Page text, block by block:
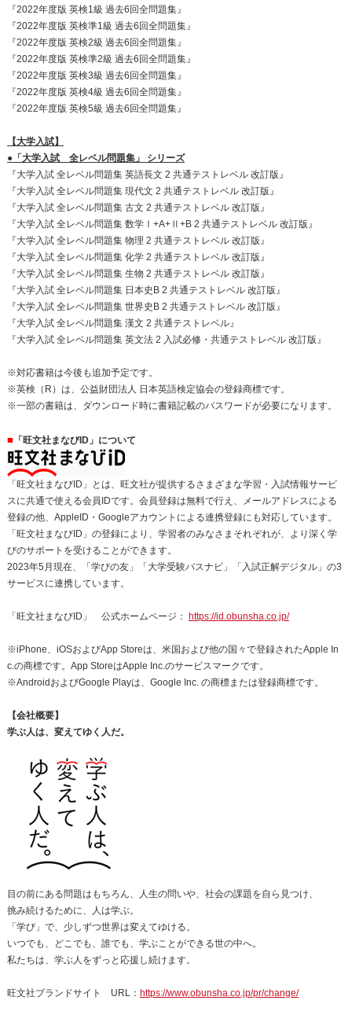
『2022年度版 英検1級 過去6回全問題集』
『2022年度版 英検準1級 過去6回全問題集』
『2022年度版 英検2級 過去6回全問題集』
『2022年度版 英検準2級 過去6回全問題集』
『2022年度版 英検3級 過去6回全問題集』
『2022年度版 英検4級 過去6回全問題集』
『2022年度版 英検5級 過去6回全問題集』
【大学入試】
●「大学入試 全レベル問題集」 シリーズ
『大学入試 全レベル問題集 英語長文 2 共通テストレベル 改訂版』
『大学入試 全レベル問題集 現代文 2 共通テストレベル 改訂版』
『大学入試 全レベル問題集 古文 2 共通テストレベル 改訂版』
『大学入試 全レベル問題集 数学Ⅰ+A+Ⅱ+B 2 共通テストレベル 改訂版』
『大学入試 全レベル問題集 物理 2 共通テストレベル 改訂版』
『大学入試 全レベル問題集 化学 2 共通テストレベル 改訂版』
『大学入試 全レベル問題集 生物 2 共通テストレベル 改訂版』
『大学入試 全レベル問題集 日本史B 2 共通テストレベル 改訂版』
『大学入試 全レベル問題集 世界史B 2 共通テストレベル 改訂版』
『大学入試 全レベル問題集 漢文 2 共通テストレベル』
『大学入試 全レベル問題集 英文法 2 入試必修・共通テストレベル 改訂版』
※対応書籍は今後も追加予定です。
※英検（R）は、公益財団法人 日本英語検定協会の登録商標です。
※一部の書籍は、ダウンロード時に書籍記載のパスワードが必要になります。
■ 「旺文社まなびID」について
「旺文社まなびID」とは、旺文社が提供するさまざまな学習・入試情報サービ
スに共通で使える会員IDです。会員登録は無料で行え、メールアドレスによる
登録の他、AppleID・Googleアカウントによる連携登録にも対応しています。
「旺文社まなびID」の登録により、学習者のみなさまそれぞれが、より深く学
びのサポートを受けることができます。
2023年5月現在、「学びの友」「大学受験パスナビ」「入試正解デジタル」の3
サービスに連携しています。
「旺文社まなびID」 公式ホームページ： https://id.obunsha.co.jp/
※iPhone、iOSおよびApp Storeは、米国および他の国々で登録されたApple In
c.の商標です。App StoreはApple Inc.のサービスマークです。
※AndroidおよびGoogle Playは、Google Inc. の商標または登録商標です。
【会社概要】
学ぶ人は、変えてゆく人だ。
目の前にある問題はもちろん、人生の問いや、社会の課題を自ら見つけ、
挑み続けるために、人は学ぶ。
「学び」で、少しずつ世界は変えてゆける。
いつでも、どこでも、誰でも、学ぶことができる世の中へ。
私たちは、学ぶ人をずっと応援し続けます。
旺文社ブランドサイト URL： https://www.obunsha.co.jp/pr/change/